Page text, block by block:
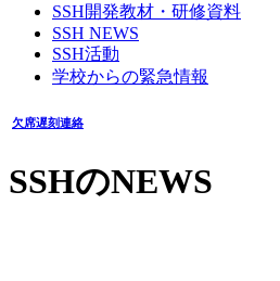
SSH開発教材・研修資料
SSH NEWS
SSH活動
学校からの緊急情報
欠席遅刻連絡
SSHのNEWS